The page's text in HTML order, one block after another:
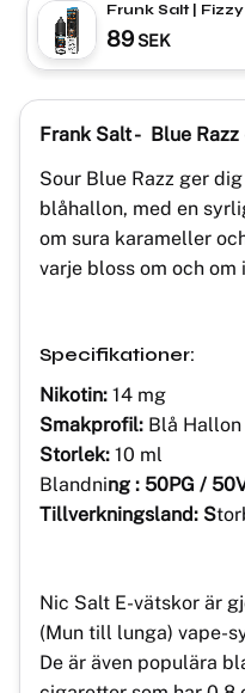
Frunk Salt |
89 SEK
Frank Salt - Blue Razz
Sour Blue Razz ger
blåhallon, med en
om sura karameller
varje bloss om och om
Specifikationer:
Nikotin: 14 mg
Smakprofil: Blå Hallon
Storlek: 10 ml
Blandning : 50PG /
Tillverkningsland: S
Nic Salt E-vätskor är
(Mun till lunga) vape-
De är även populära